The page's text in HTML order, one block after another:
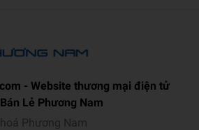
- Website thương mại điện tử
Lẻ Phương Nam
Phương Nam